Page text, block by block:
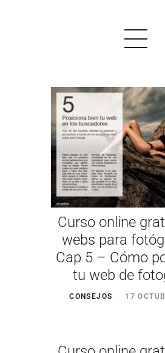
EJEMPLOS
PRECIOS
LOGIN
EMPEZAR
Curso online
webs para
Cap 5 – Cómo
tu web de
CONSEJOS 17